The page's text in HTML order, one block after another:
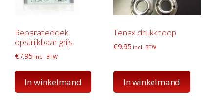
Reparatiedoek
opstrijkbaar grijs
€7.95 incl. BTW
In winkelmand
Tenax drukknoop
€9.95 incl. BTW
In winkelmand